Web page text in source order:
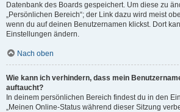
Datenbank des Boards gespeichert. Um diese zu
„Persönlichen Bereich“; der Link dazu wird meist
wenn du auf deinen Benutzernamen klickst. Dort
Einstellungen ändern.
Nach oben
Wie kann ich verhindern, dass mein
auftaucht?
In deinem persönlichen Bereich findest du in den
„Meinen Online-Status während dieser Sitzung